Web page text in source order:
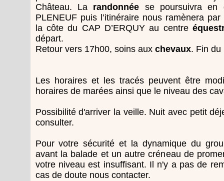
Château. La randonnée se poursuivra en
PLENEUF puis l’itinéraire nous ramènera
la côte du CAP D’ERQUY au centre
départ.
Retour vers 17h00, soins aux chevaux. Fin du
Les horaires et les tracés peuvent être
horaires de marées ainsi que le niveau des
Possibilité d'arriver la veille. Nuit avec petit
consulter.
Pour votre sécurité et la dynamique du
avant la balade et un autre créneau de
votre niveau est insuffisant. Il n'y a pas de
cas de doute nous contacter.